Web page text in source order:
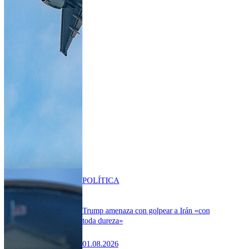
Trump amenaza con golpear a Irán «con
toda dureza»
01.08.2026
POLÍTICA